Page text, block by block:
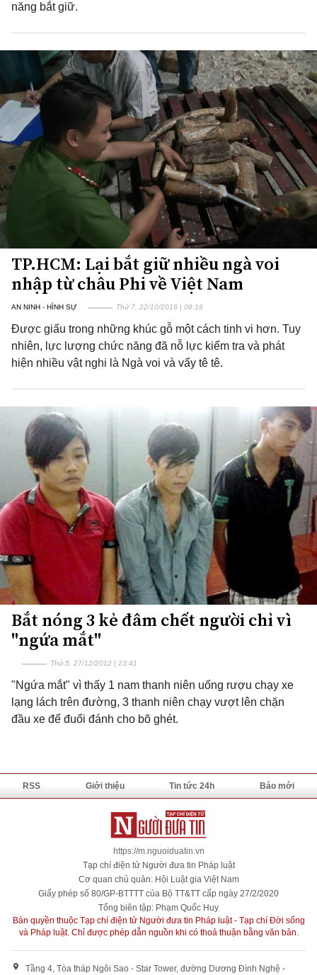
năng bắt giữ.
TP.HCM: Lại bắt giữ nhiều ngà voi
nhập từ châu Phi về Việt Nam
AN NINH - HÌNH SỰ Thứ 7, 22/10/2016 | 08:16
Được giấu trong những khúc gỗ một cách tinh vi hơn. Tuy
nhiên, lực lượng chức năng đã nỗ lực kiểm tra và phát
hiện nhiều vật nghi là Ngà voi và vẩy tê tê.
Bắt nóng 3 kẻ đâm chết người chỉ vì
"ngứa mắt"
Thứ 5, 27/12/2012 | 23:41
"Ngứa mắt" vì thấy 1 nam thanh niên uống rượu chạy xe
lạng lách trên đường, 3 thanh niên chạy vượt lên chặn
đầu xe để đuổi đánh cho bõ ghét.
RSS Giới thiệu Tin tức 24h Báo mới
https://m.nguoiduatin.vn
Tạp chí điện tử Người đưa tin Pháp luật
Cơ quan chủ quản: Hội Luật gia Việt Nam
Giấy phép số 80/GP-BTTTT của Bộ TT&TT cấp ngày 27/2/2020
Tổng biên tập: Phạm Quốc Huy
Bản quyền thuộc Tạp chí điện tử Người đưa tin Pháp luật - Tạp chí Đời sống
và Pháp luật. Chỉ được phép dẫn nguồn khi có thoả thuận bằng văn bản.
Tầng 4, Tòa tháp Ngôi Sao - Star Tower, đường Dương Đình Nghệ -